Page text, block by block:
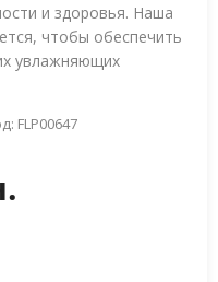
и здоровья. Наша
чтобы обеспечить
увлажняющих
FLP00647